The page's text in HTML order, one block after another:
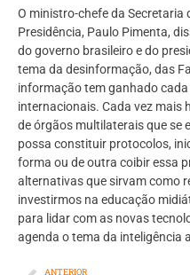
O ministro-chefe da Secretaria
Presidência, Paulo Pimenta,
do governo brasileiro e do
tema da desinformação, das
informação tem ganhado
internacionais. Cada vez mais
de órgãos multilaterais que se
possa constituir protocolos,
forma ou de outra coibir essa
alternativas que sirvam como
investirmos na educação
para lidar com as novas
agenda o tema da inteligência
ANTERIOR